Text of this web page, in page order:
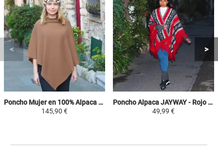
Poncho Mujer en 100% Alpaca - Camello - Cuadrado
145,90 €
Poncho Alpaca JAYWAY - Rojo / Negro / Gris / Blanco - Motivos Étnicos
49,99 €